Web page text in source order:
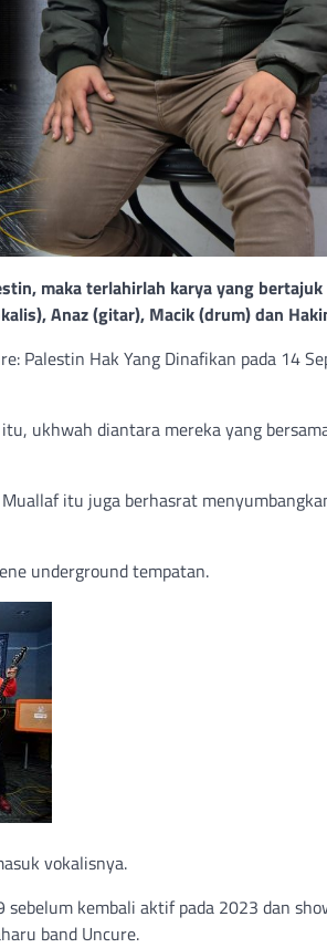
maka terlahirlah karya yang bertajuk
Anaz (gitar), Macik (drum) dan
Palestin Hak Yang Dinafikan pada 14
ukhwah diantara mereka yang
itu juga berhasrat
underground tempatan.
vokalisnya.
kembali aktif pada 2023 dan
band Uncure.